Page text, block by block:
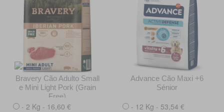
Bravery Cão Adulto Small
e Mini Light Pork (Grain
Free)
- 2 Kg - 16,60 €
Advance Cão Maxi +6
Sénior
- 12 Kg - 53,54 €